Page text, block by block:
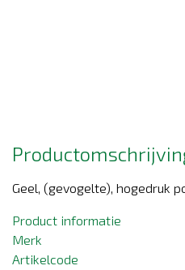
Geel, (gevogelte), hogedruk
Product informatie
Merk
Artikelcode